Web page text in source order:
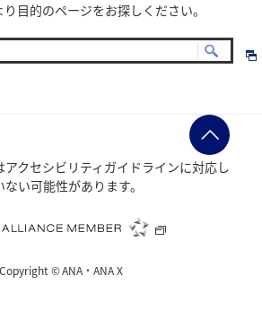
目的のページをお探しください。
クセシビリティガイドラインに対応し
ない可能性があります。
Copyright ©ANA・ANA X